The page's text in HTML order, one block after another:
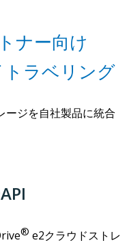
ナー向け
ラベリング
ージを自社製品に統合
® e2クラウドストレ